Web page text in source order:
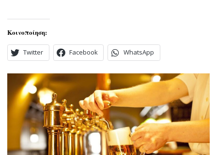
Κοινοποίηση:
Twitter Facebook WhatsApp